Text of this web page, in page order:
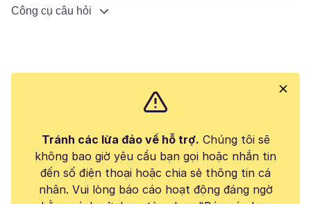
Công cụ câu hỏi
Tránh các lừa đảo về hỗ trợ. Chúng tôi sẽ
không bao giờ yêu cầu bạn gọi hoặc nhắn tin
đến số điện thoại hoặc chia sẻ thông tin cá
nhân. Vui lòng báo cáo hoạt động đáng ngờ